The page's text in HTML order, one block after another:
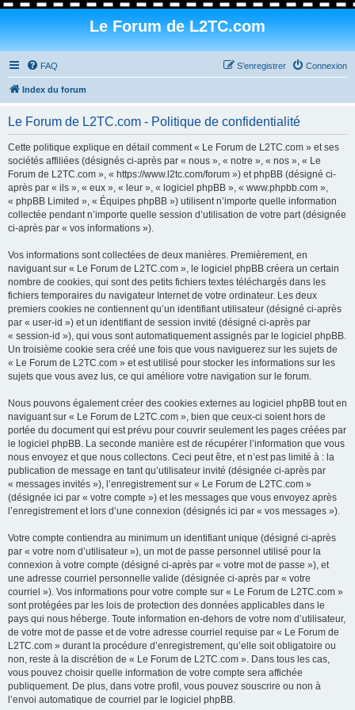
Le Forum de L2TC.com
FAQ Connexion
S’enregistrer
Index du forum
Le Forum de L2TC.com - Politique de confidentialité
Cette politique explique en détail comment « Le Forum de L2TC.com » et ses
sociétés affiliées (désignés ci-après par « nous », « notre », « nos », « Le
Forum de L2TC.com », « https://www.l2tc.com/forum ») et phpBB (désigné ci-
après par « ils », « eux », « leur », « logiciel phpBB », « www.phpbb.com »,
« phpBB Limited », « Équipes phpBB ») utilisent n’importe quelle information
collectée pendant n’importe quelle session d’utilisation de votre part (désignée
ci-après par « vos informations »).
Vos informations sont collectées de deux manières. Premièrement, en
naviguant sur « Le Forum de L2TC.com », le logiciel phpBB créera un certain
nombre de cookies, qui sont des petits fichiers textes téléchargés dans les
fichiers temporaires du navigateur Internet de votre ordinateur. Les deux
premiers cookies ne contiennent qu’un identifiant utilisateur (désigné ci-après
par « user-id ») et un identifiant de session invité (désigné ci-après par
« session-id »), qui vous sont automatiquement assignés par le logiciel phpBB.
Un troisième cookie sera créé une fois que vous naviguerez sur les sujets de
« Le Forum de L2TC.com » et est utilisé pour stocker les informations sur les
sujets que vous avez lus, ce qui améliore votre navigation sur le forum.
Nous pouvons également créer des cookies externes au logiciel phpBB tout en
naviguant sur « Le Forum de L2TC.com », bien que ceux-ci soient hors de
portée du document qui est prévu pour couvrir seulement les pages créées par
le logiciel phpBB. La seconde manière est de récupérer l’information que vous
nous envoyez et que nous collectons. Ceci peut être, et n’est pas limité à : la
publication de message en tant qu’utilisateur invité (désignée ci-après par
« messages invités »), l’enregistrement sur « Le Forum de L2TC.com »
(désignée ici par « votre compte ») et les messages que vous envoyez après
l’enregistrement et lors d’une connexion (désignés ici par « vos messages »).
Votre compte contiendra au minimum un identifiant unique (désigné ci-après
par « votre nom d’utilisateur »), un mot de passe personnel utilisé pour la
connexion à votre compte (désigné ci-après par « votre mot de passe »), et
une adresse courriel personnelle valide (désignée ci-après par « votre
courriel »). Vos informations pour votre compte sur « Le Forum de L2TC.com »
sont protégées par les lois de protection des données applicables dans le
pays qui nous héberge. Toute information en-dehors de votre nom d’utilisateur,
de votre mot de passe et de votre adresse courriel requise par « Le Forum de
L2TC.com » durant la procédure d’enregistrement, qu’elle soit obligatoire ou
non, reste à la discrétion de « Le Forum de L2TC.com ». Dans tous les cas,
vous pouvez choisir quelle information de votre compte sera affichée
publiquement. De plus, dans votre profil, vous pouvez souscrire ou non à
l’envoi automatique de courriel par le logiciel phpBB.